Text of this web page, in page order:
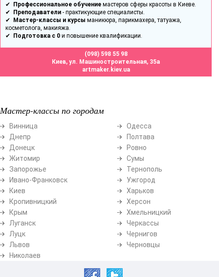
✔ Профессиональное обучение мастеров сферы красоты в Киеве.
✔ Преподаватели - практикующие специалисты.
✔ Мастер-классы и курсы маникюра, парикмахера, татуажа,
косметолога, макияжа.
✔ Подготовка с 0 и повышение квалификации.
(098) 598 55 98
Киев, ул. Машиностроительная, 35а
artmaker.kiev.ua
Мастер-классы по городам
Винница
Днепр
Донецк
Житомир
Запорожье
Ивано-Франковск
Киев
Кропивницкий
Крым
Луганск
Луцк
Львов
Николаев
Одесса
Полтава
Ровно
Сумы
Тернополь
Ужгород
Харьков
Херсон
Хмельницкий
Черкассы
Чернигов
Черновцы